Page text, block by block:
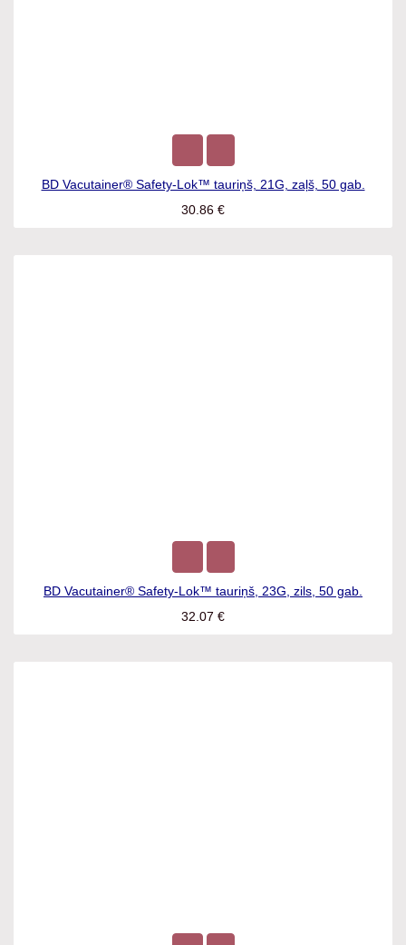
BD Vacutainer® Safety-Lok™ tauriņš, 21G, zaļš, 50 gab.
30.86€
BD Vacutainer® Safety-Lok™ tauriņš, 23G, zils, 50 gab.
32.07 €